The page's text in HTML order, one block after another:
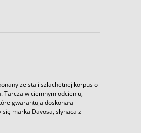
ze stali szlachetnej korpus o
Tarcza w ciemnym odcieniu,
gwarantują doskonałą
marka Davosa, słynąca z